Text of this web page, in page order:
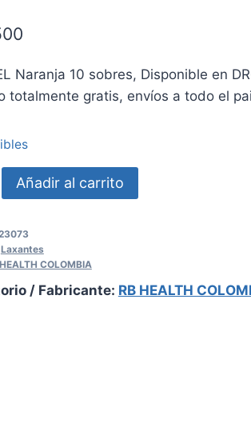
Naranja 10 sobres, Disponible en
totalmente gratis, envíos a todo el
Añadir al carrito
Laxantes
COLOMBIA
/ Fabricante: RB HEALTH